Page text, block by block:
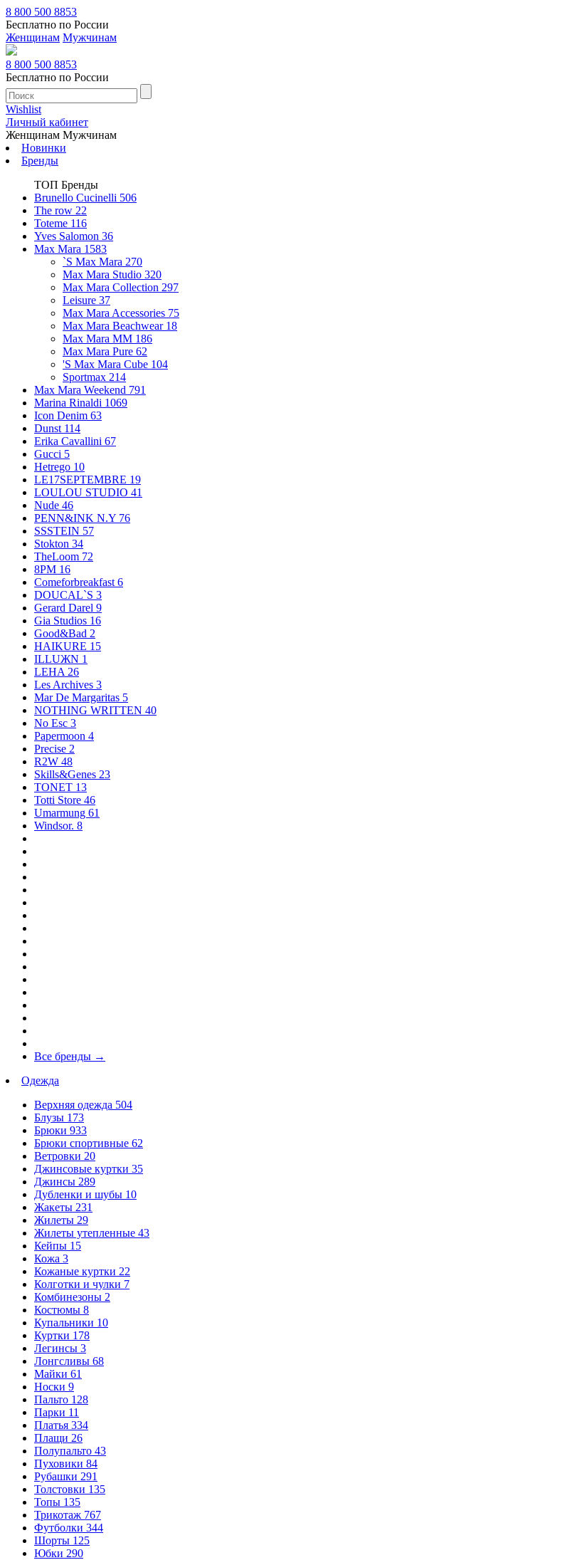
8 800 500 8853
Бесплатно по России
Женщинам Мужчинам
8 800 500 8853
Бесплатно по России
Wishlist
Личный кабинет
Женщинам Мужчинам
Новинки
Бренды
ТОП Бренды
Brunello Cucinelli 506
The row 22
Toteme 116
Yves Salomon 36
Max Mara 1583
`S Max Mara 270
Max Mara Studio 320
Max Mara Collection 297
Leisure 37
Max Mara Accessories 75
Max Mara Beachwear 18
Max Mara MM 186
Max Mara Pure 62
'S Max Mara Cube 104
Sportmax 214
Max Mara Weekend 791
Marina Rinaldi 1069
Icon Denim 63
Dunst 114
Erika Cavallini 67
Gucci 5
Hetrego 10
LE17SEPTEMBRE 19
LOULOU STUDIO 41
Nude 46
PENN&INK N.Y 76
SSSTEIN 57
Stokton 34
TheLoom 72
8PM 16
Comeforbreakfast 6
DOUCAL`S 3
Gerard Darel 9
Gia Studios 16
Good&Bad 2
HAIKURE 15
ILLUЖN 1
LEHA 26
Les Archives 3
Mar De Margaritas 5
NOTHING WRITTEN 40
No Esc 3
Papermoon 4
Precise 2
R2W 48
Skills&Genes 23
TONET 13
Totti Store 46
Umarmung 61
Windsor. 8
Все бренды →
Одежда
Верхняя одежда 504
Блузы 173
Брюки 933
Брюки спортивные 62
Ветровки 20
Джинсовые куртки 35
Джинсы 289
Дубленки и шубы 10
Жакеты 231
Жилеты 29
Жилеты утепленные 43
Кейпы 15
Кожа 3
Кожаные куртки 22
Колготки и чулки 7
Комбинезоны 2
Костюмы 8
Купальники 10
Куртки 178
Легинсы 3
Лонгсливы 68
Майки 61
Носки 9
Пальто 128
Парки 11
Платья 334
Плащи 26
Полупальто 43
Пуховики 84
Рубашки 291
Толстовки 135
Топы 135
Трикотаж 767
Футболки 344
Шорты 125
Юбки 290